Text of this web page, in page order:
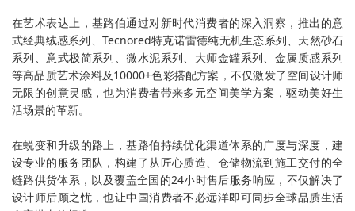
在艺术表达上，基路伯通过对新时代消费者的深入洞察，推出的意
式经典绒感系列、Tecnored特克诺雷德纯无机生态系列、天然砂石
系列、意式极简系列、微水泥系列、大师金罐系列、金属质感系列
等高品质艺术涂料及10000+色彩搭配方案，不仅激发了空间设计师
无限的创意灵感，也为消费者带来多元空间美学方案，驱动美好生
活场景的革新。
在蜕变和升级的路上，基路伯持续优化渠道体系的广度与深度，建
设专业的服务团队，构建了从匠心质造、仓储物流到施工交付的全
链路供货体系，以及覆盖全国的24小时售后服务响应，不仅解决了
设计师后顾之忧，也让中国消费者不必远洋即可同步全球品质生活